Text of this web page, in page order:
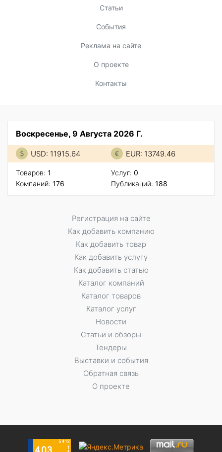
Статьи
События
Реклама на сайте
О проекте
Контакты
Воскресенье, 9 Августа 2026 Г.
USD: 11915.64 EUR: 13749.46
Товаров: 1
Компаний: 176
Услуг: 0
Публикаций: 188
Регистрация на сайте
Как добавить компанию
Как добавить товар
Как добавить услугу
Как добавить статью
Каталог компаний
Каталог товаров
Каталог услуг
Новости
Статьи и обзоры
Тендеры
Выставки и события
Обратная связь
О проекте